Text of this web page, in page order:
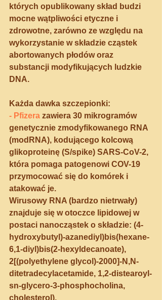
których opublikowany skład budzi
mocne wątpliwości etyczne i
zdrowotne, zarówno ze względu na
wykorzystanie w składzie cząstek
abortowanych płodów oraz
substancji modyfikujących ludzkie
DNA.
Każda dawka szczepionki:
- Pfizera zawiera 30 mikrogramów
genetycznie zmodyfikowanego RNA
(modRNA), kodującego kolcową
glikoproteinę (S/spike) SARS-CoV-2,
która pomaga patogenowi COV-19
przymocować się do komórek i
atakować je.
Wirusowy RNA (bardzo nietrwały)
znajduje się w otoczce lipidowej w
postaci nanocząstek o składzie: (4-
hydroxybutyl)-azanediyl)bis(hexane-
6,1-diyl)bis(2-hexyldecanoate),
2[(polyethylene glycol)-2000]-N,N-
ditetradecylacetamide, 1,2-distearoyl-
sn-glycero-3-phosphocholina,
cholesterol).